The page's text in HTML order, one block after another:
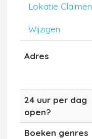
Lokatie Claimen
Wijzigen
Adres
24 uur per dag
open?
Boeken genres